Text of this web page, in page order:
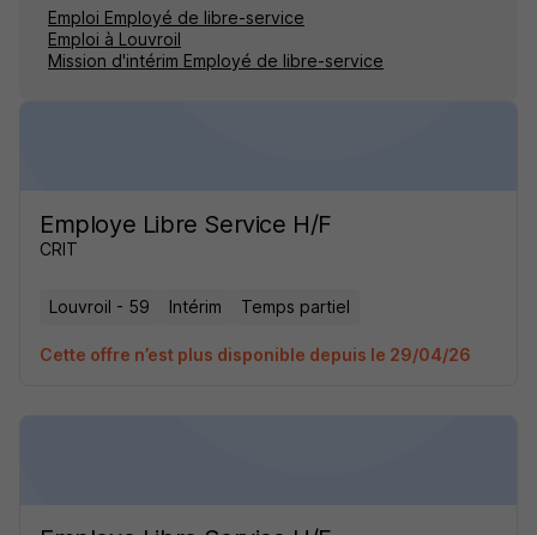
Emploi Employé de libre-service
Emploi à Louvroil
Mission d'intérim Employé de libre-service
Employe Libre Service H/F
CRIT
Louvroil - 59 Intérim Temps partiel
Cette offre n’est plus disponible depuis le 29/04/26